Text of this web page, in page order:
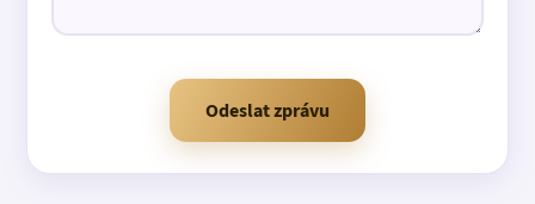
Odeslat zprávu